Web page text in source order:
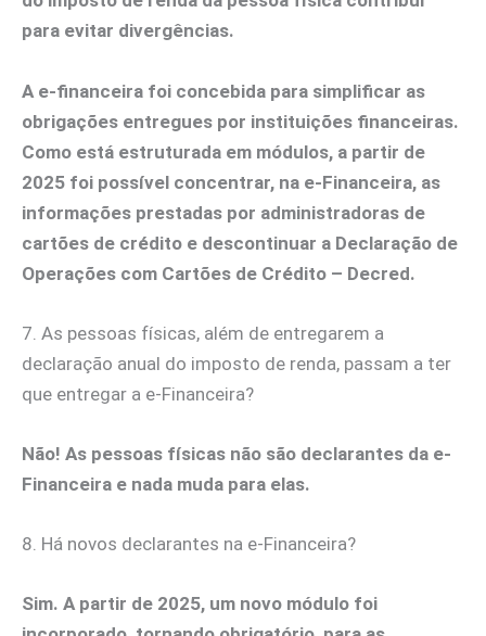
para evitar divergências.
A e-financeira foi concebida para simplificar as
obrigações entregues por instituições financeiras.
Como está estruturada em módulos, a partir de
2025 foi possível concentrar, na e-Financeira, as
informações prestadas por administradoras de
cartões de crédito e descontinuar a Declaração de
Operações com Cartões de Crédito – Decred.
7. As pessoas físicas, além de entregarem a
declaração anual do imposto de renda, passam a ter
que entregar a e-Financeira?
Não! As pessoas físicas não são declarantes da e-
Financeira e nada muda para elas.
8. Há novos declarantes na e-Financeira?
Sim. A partir de 2025, um novo módulo foi